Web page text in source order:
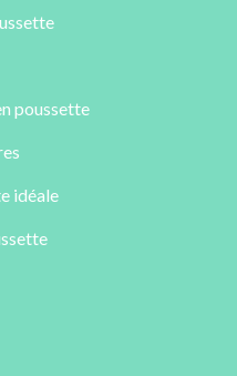
poussette
idéale